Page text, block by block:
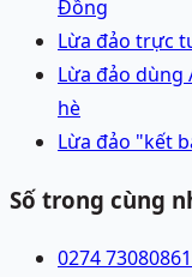
Đồng
Lừa đảo trực
Lừa đảo dùng
hè
Lừa đảo "kết
Số trong cùng
0274 7308086